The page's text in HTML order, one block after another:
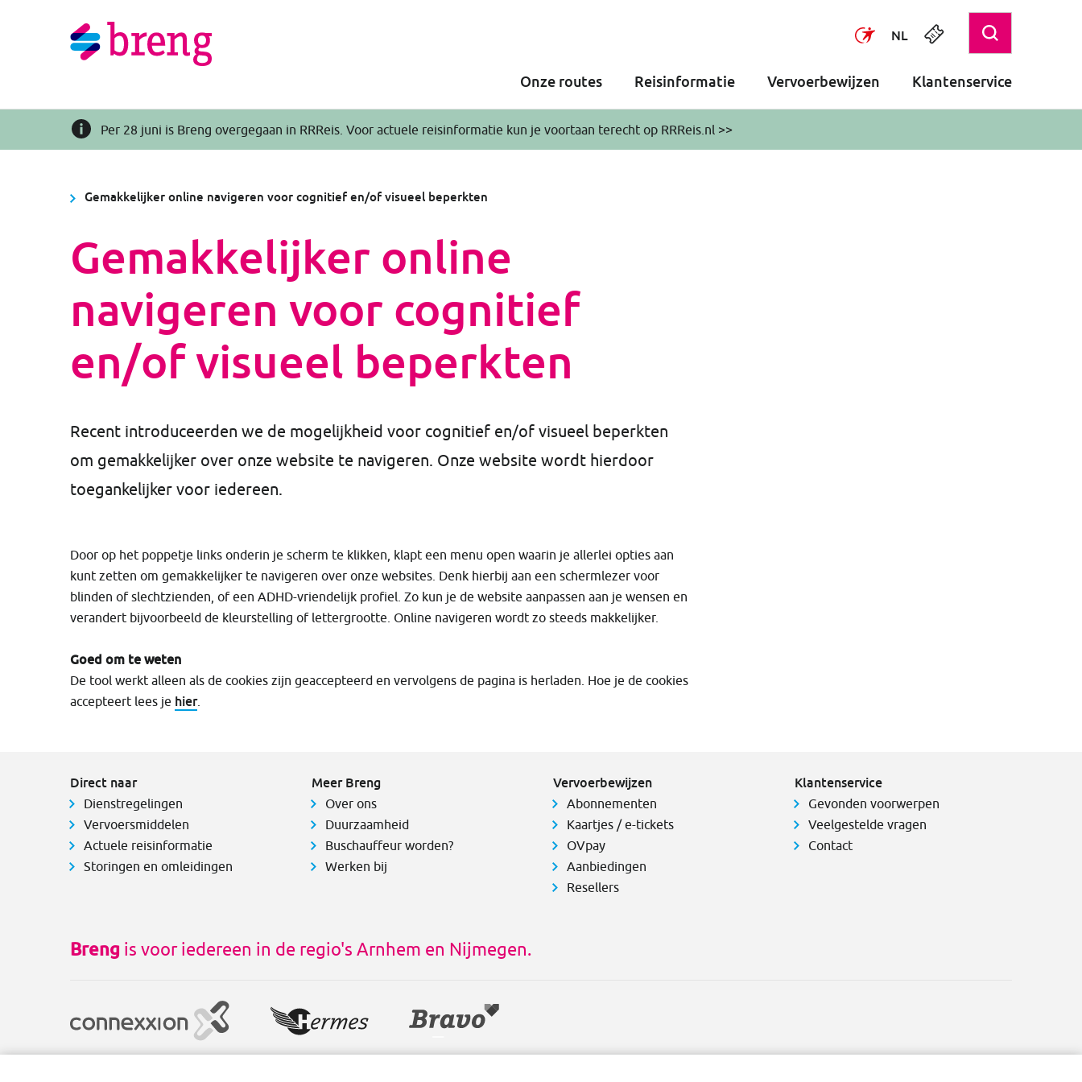
NL
Onze routes Reisinformatie Vervoerbewijzen Klantenservice
Per 28 juni is Breng overgegaan in RRReis. Voor actuele reisinformatie kun je voortaan terecht op RRReis.nl >>
Gemakkelijker online navigeren voor cognitief en/of visueel beperkten
Gemakkelijker online
navigeren voor cognitief
en/of visueel beperkten
Recent introduceerden we de mogelijkheid voor cognitief en/of visueel beperkten
om gemakkelijker over onze website te navigeren. Onze website wordt hierdoor
toegankelijker voor iedereen.
Door op het poppetje links onderin je scherm te klikken, klapt een menu open waarin je allerlei opties aan
kunt zetten om gemakkelijker te navigeren over onze websites. Denk hierbij aan een schermlezer voor
blinden of slechtzienden, of een ADHD-vriendelijk profiel. Zo kun je de website aanpassen aan je wensen en
verandert bijvoorbeeld de kleurstelling of lettergrootte. Online navigeren wordt zo steeds makkelijker.
Goed om te weten
De tool werkt alleen als de cookies zijn geaccepteerd en vervolgens de pagina is herladen. Hoe je de cookies
accepteert lees je hier.
Direct naar
Dienstregelingen
Vervoersmiddelen
Actuele reisinformatie
Storingen en omleidingen
Meer Breng
Over ons
Duurzaamheid
Buschauffeur worden?
Werken bij
Vervoerbewijzen
Abonnementen
Kaartjes / e-tickets
OVpay
Aanbiedingen
Resellers
Klantenservice
Gevonden voorwerpen
Veelgestelde vragen
Contact
Breng is voor iedereen in de regio's Arnhem en Nijmegen.